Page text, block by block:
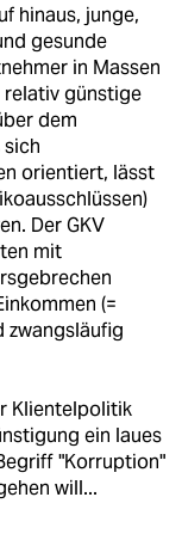
hinaus, junge,
gesunde
in Massen
relativ günstige
dem
orientiert, lässt
Der GKV
mit
(=
zwangsläufig
Klientelpolitik
ein laues
"Korruption"
will...